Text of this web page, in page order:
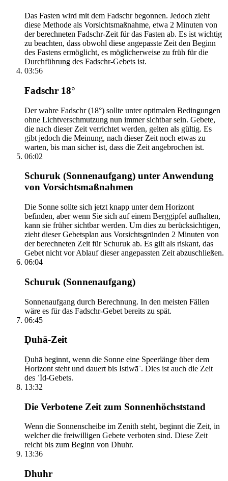
Das Fasten wird mit dem Fadschr begonnen. Jedoch zieht
diese Methode als Vorsichtsmaßnahme, etwa 2 Minuten von
der berechneten Fadschr-Zeit für das Fasten ab. Es ist wichtig
zu beachten, dass obwohl diese angepasste Zeit den Beginn
des Fastens ermöglicht, es möglicherweise zu früh für die
Durchführung des Fadschr-Gebets ist.
03:56
Fadschr 18°
Der wahre Fadschr (18°) sollte unter optimalen Bedingungen
ohne Lichtverschmutzung nun immer sichtbar sein. Gebete,
die nach dieser Zeit verrichtet werden, gelten als gültig. Es
gibt jedoch die Meinung, nach dieser Zeit noch etwas zu
warten, bis man sicher ist, dass die Zeit angebrochen ist.
06:02
Schuruk (Sonnenaufgang) unter Anwendung
von Vorsichtsmaßnahmen
Die Sonne sollte sich jetzt knapp unter dem Horizont
befinden, aber wenn Sie sich auf einem Berggipfel aufhalten,
kann sie früher sichtbar werden. Um dies zu berücksichtigen,
zieht dieser Gebetsplan aus Vorsichtsgründen 2 Minuten von
der berechneten Zeit für Schuruk ab. Es gilt als riskant, das
Gebet nicht vor Ablauf dieser angepassten Zeit abzuschließen.
06:04
Schuruk (Sonnenaufgang)
Sonnenaufgang durch Berechnung. In den meisten Fällen
wäre es für das Fadschr-Gebet bereits zu spät.
06:45
Ḍuhā-Zeit
Ḍuhā beginnt, wenn die Sonne eine Speerlänge über dem
Horizont steht und dauert bis Istiwāʾ. Dies ist auch die Zeit
des ʿĪd-Gebets.
13:32
Die Verbotene Zeit zum Sonnenhöchststand
Wenn die Sonnenscheibe im Zenith steht, beginnt die Zeit, in
welcher die freiwilligen Gebete verboten sind. Diese Zeit
reicht bis zum Beginn von Dhuhr.
13:36
Dhuhr